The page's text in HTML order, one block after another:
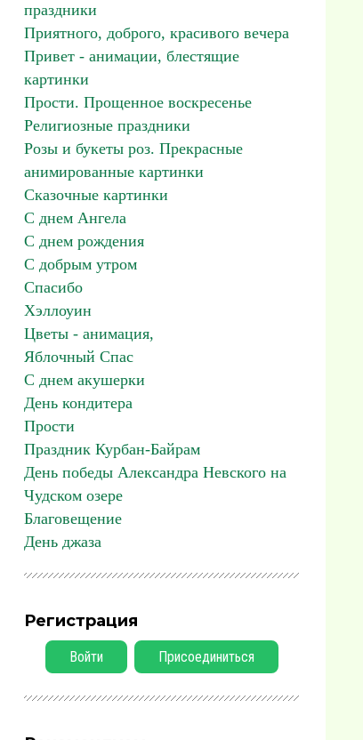
праздники
Приятного, доброго, красивого вечера
Привет - анимации, блестящие
картинки
Прости. Прощенное воскресенье
Религиозные праздники
Розы и букеты роз. Прекрасные
анимированные картинки
Сказочные картинки
С днем Ангела
С днем рождения
С добрым утром
Спасибо
Хэллоуин
Цветы - анимация,
Яблочный Спас
С днем акушерки
День кондитера
Прости
Праздник Курбан-Байрам
День победы Александра Невского на
Чудском озере
Благовещение
День джаза
Регистрация
Войти Присоединиться